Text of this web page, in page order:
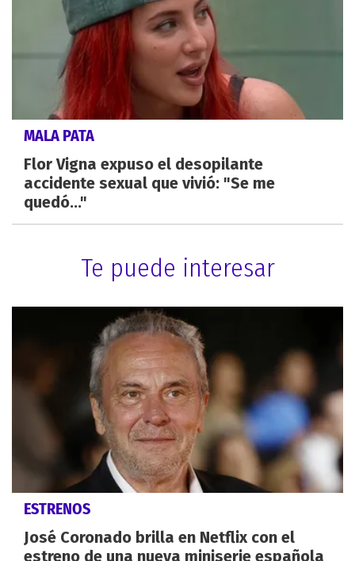
MALA PATA
Flor Vigna expuso el desopilante
accidente sexual que vivió: "Se me
quedó..."
Te puede interesar
ESTRENOS
José Coronado brilla en Netflix con el
estreno de una nueva miniserie española